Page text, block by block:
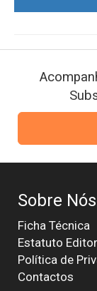
Sobre Nós
Ficha Técnica
Estatuto
Política de
Contactos